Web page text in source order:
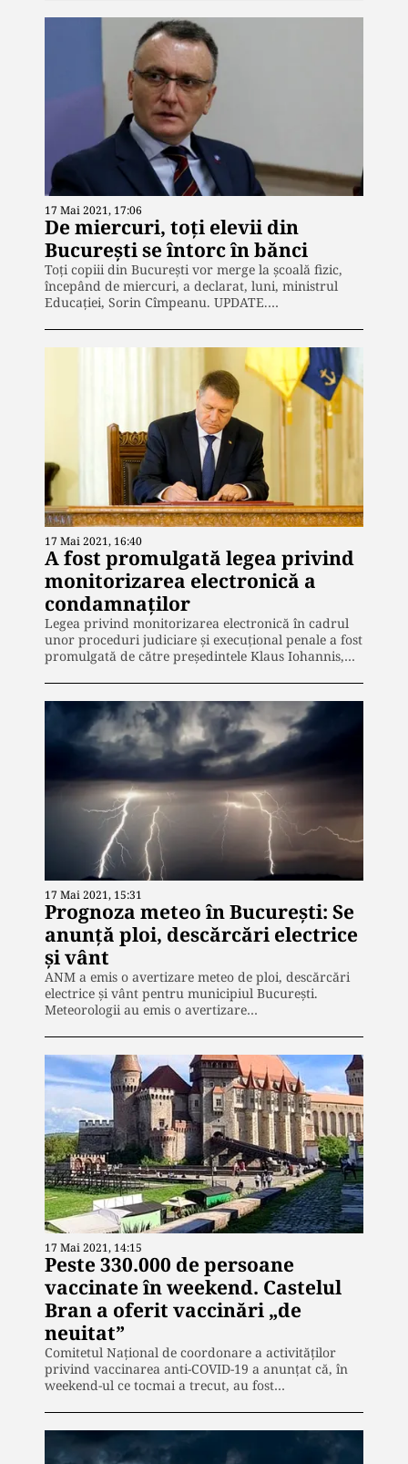
17 Mai 2021, 17:06
De miercuri, toți elevii din
București se întorc în bănci
Toți copiii din București vor merge la școală fizic,
începând de miercuri, a declarat, luni, ministrul
Educației, Sorin Cîmpeanu. UPDATE.…
17 Mai 2021, 16:40
A fost promulgată legea privind
monitorizarea electronică a
condamnaților
Legea privind monitorizarea electronică în cadrul
unor proceduri judiciare şi execuţional penale a fost
promulgată de către preşedintele Klaus Iohannis,…
17 Mai 2021, 15:31
Prognoza meteo în București: Se
anunță ploi, descărcări electrice
și vânt
ANM a emis o avertizare meteo de ploi, descărcări
electrice și vânt pentru municipiul București.
Meteorologii au emis o avertizare…
17 Mai 2021, 14:15
Peste 330.000 de persoane
vaccinate în weekend. Castelul
Bran a oferit vaccinări „de
neuitat”
Comitetul Național de coordonare a activităților
privind vaccinarea anti-COVID-19 a anunțat că, în
weekend-ul ce tocmai a trecut, au fost…